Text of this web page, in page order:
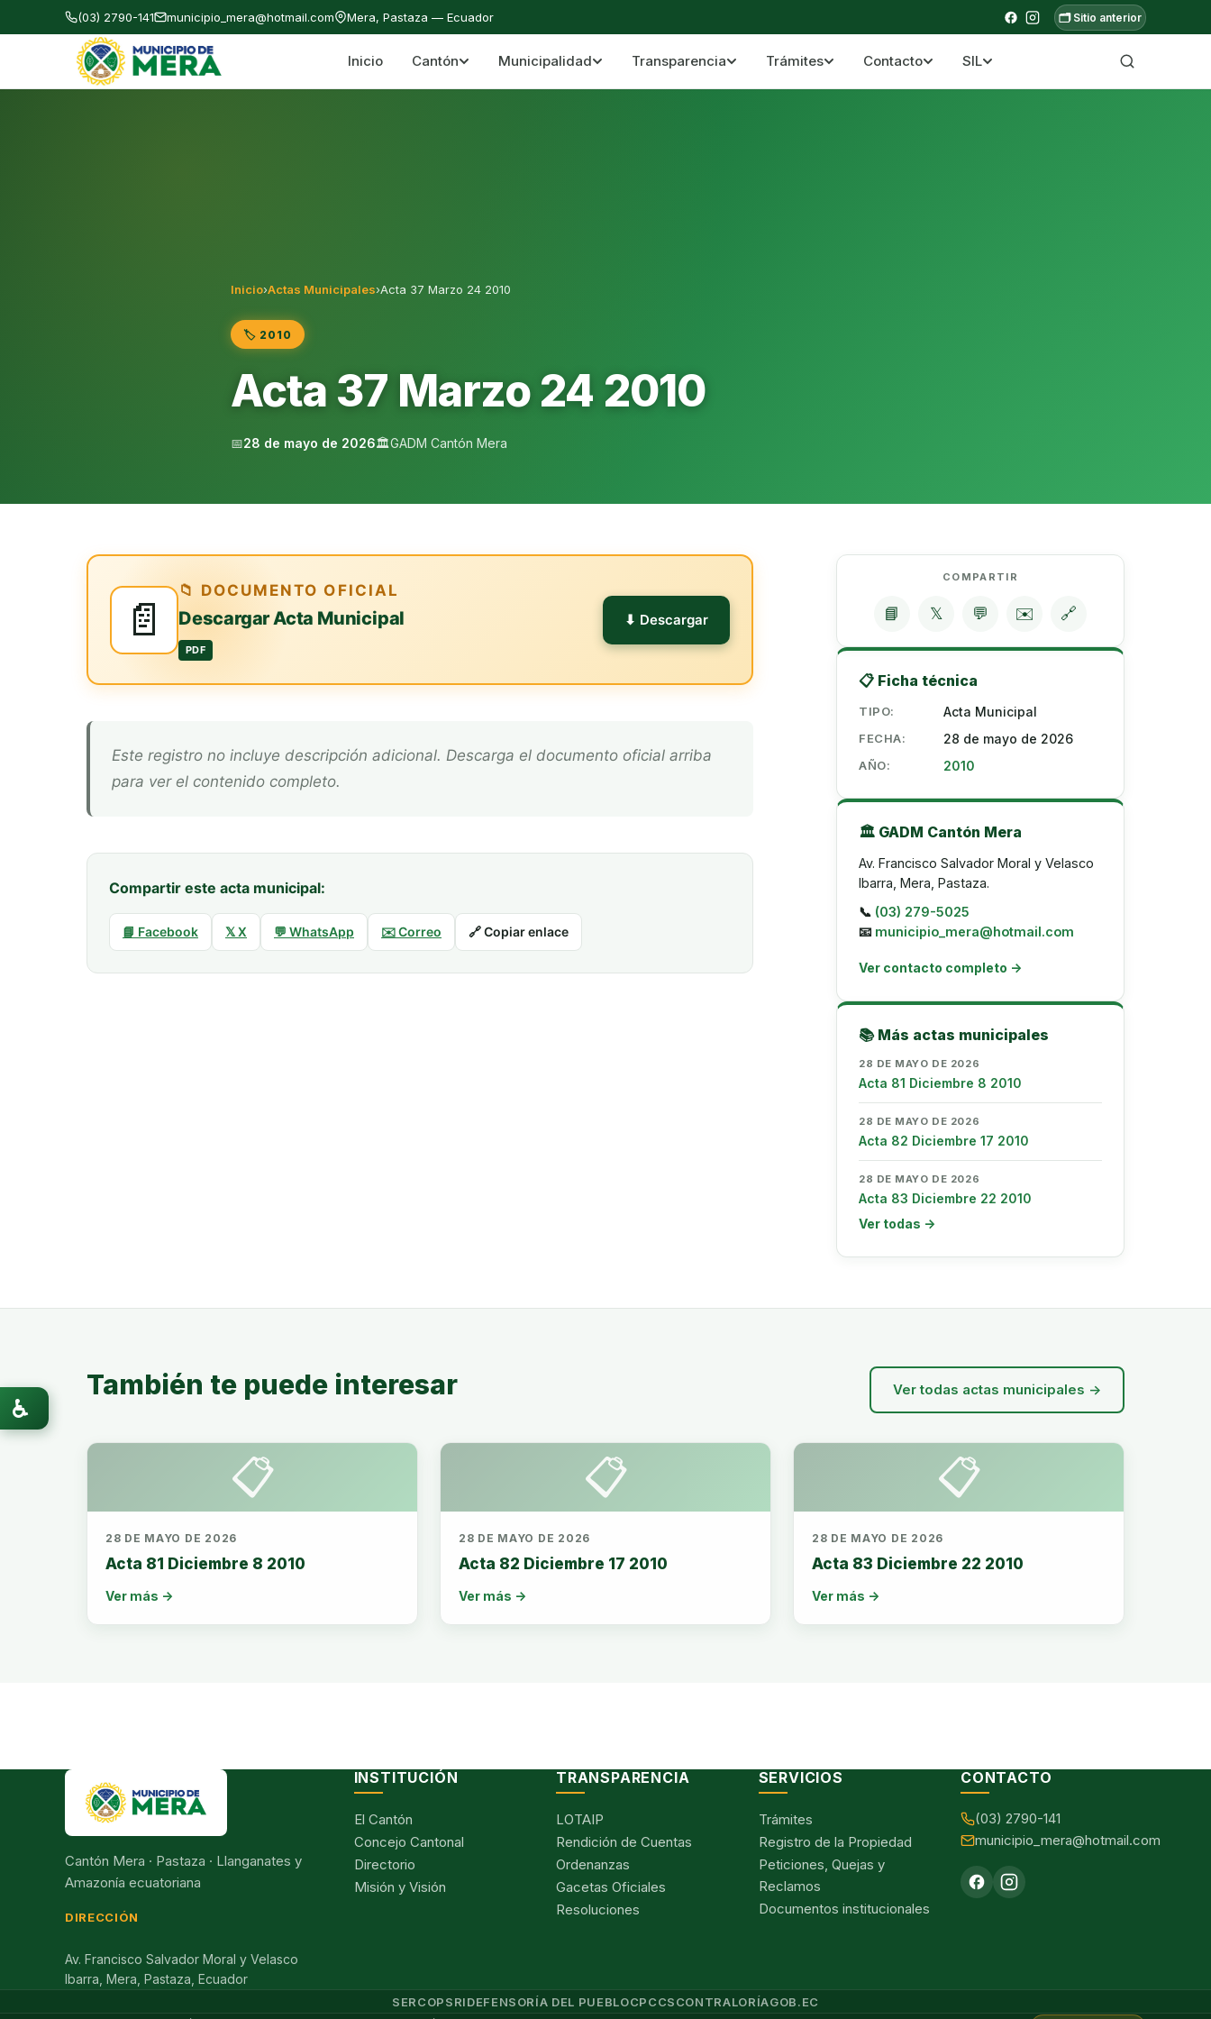
(03) 2790-141 municipio_mera@hotmail.com Mera, Pastaza — Ecuador 🗂️ Sitio anterior
Gobierno Autónomo Descentralizado Municipal del Cantón Mera Cantón Mera · Pastaza · Llanganates y Amazonía ecuatoriana
Inicio Cantón Municipalidad Transparencia Trámites Contacto SIL
Inicio›Actas Municipales›Acta 37 Marzo 24 2010
🏷️ 2010
Acta 37 Marzo 24 2010
📅28 de mayo de 2026🏛️GADM Cantón Mera
📄
📁 DOCUMENTO OFICIAL
Descargar Acta Municipal
PDF
⬇ Descargar
Este registro no incluye descripción adicional. Descarga el documento oficial arriba
para ver el contenido completo.
Compartir este acta municipal:
📘 Facebook 𝕏 X 💬 WhatsApp ✉️ Correo 🔗 Copiar enlace
COMPARTIR
📘 𝕏 💬 ✉️ 🔗
📋 Ficha técnica
TIPO: Acta Municipal
FECHA: 28 de mayo de 2026
AÑO: 2010
🏛️ GADM Cantón Mera
Av. Francisco Salvador Moral y Velasco
Ibarra, Mera, Pastaza.
📞 (03) 279-5025
📧 municipio_mera@hotmail.com
Ver contacto completo →
📚 Más actas municipales
28 DE MAYO DE 2026
Acta 81 Diciembre 8 2010
28 DE MAYO DE 2026
Acta 82 Diciembre 17 2010
28 DE MAYO DE 2026
Acta 83 Diciembre 22 2010
Ver todas →
También te puede interesar Ver todas actas municipales →
📋
28 DE MAYO DE 2026
Acta 81 Diciembre 8 2010
Ver más →
📋
28 DE MAYO DE 2026
Acta 82 Diciembre 17 2010
Ver más →
📋
28 DE MAYO DE 2026
Acta 83 Diciembre 22 2010
Ver más →
Cantón Mera · Pastaza · Llanganates y
Amazonía ecuatoriana
DIRECCIÓN
Av. Francisco Salvador Moral y Velasco
Ibarra, Mera, Pastaza, Ecuador
INSTITUCIÓN
El Cantón
Concejo Cantonal
Directorio
Misión y Visión
TRANSPARENCIA
LOTAIP
Rendición de Cuentas
Ordenanzas
Gacetas Oficiales
Resoluciones
SERVICIOS
Trámites
Registro de la Propiedad
Peticiones, Quejas y
Reclamos
Documentos institucionales
CONTACTO
(03) 2790-141
municipio_mera@hotmail.com
SERCOPSRIDEFENSORÍA DEL PUEBLOCPCCSCONTRALORÍAGOB.EC
♿